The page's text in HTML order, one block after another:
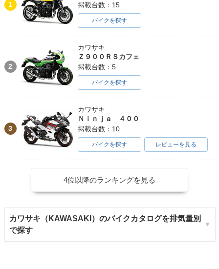
1
掲載台数：15
バイクを探す
2
カワサキ
Ｚ９００ＲＳカフェ
掲載台数：5
バイクを探す
3
カワサキ
Ｎｉｎｊａ ４００
掲載台数：10
バイクを探す レビューを見る
4位以降のランキングを見る
カワサキ（KAWASAKI）のバイクカタログを排気量別
で探す